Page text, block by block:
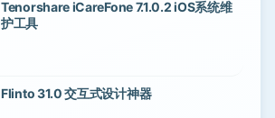
Tenorshare iCareFone 7.1.0.2 iOS系统维
护工具
Flinto 31.0 交互式设计神器